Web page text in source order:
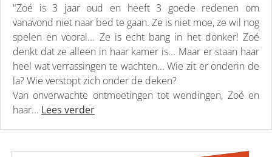
"Zoé is 3 jaar oud en heeft 3 goede redenen om
vanavond niet naar bed te gaan. Ze is niet moe, ze wil nog
spelen en vooral... Ze is echt bang in het donker! Zoé
denkt dat ze alleen in haar kamer is... Maar er staan haar
heel wat verrassingen te wachten... Wie zit er onderin de
la? Wie verstopt zich onder de deken?
Van onverwachte ontmoetingen tot wendingen, Zoé en
haar... Lees verder